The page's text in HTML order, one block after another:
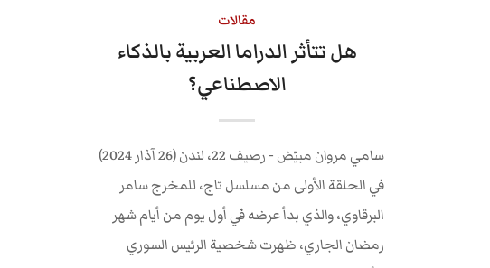
مقالات
هل تتأثر الدراما العربية بالذكاء
الاصطناعي؟
سامي مروان مبيّض - رصيف 22، لندن (26 آذار 2024)
في الحلقة الأولى من مسلسل تاج، للمخرج سامر
البرقاوي، والذي بدأ عرضه في أول يوم من أيام شهر
رمضان الجاري، ظهرت شخصية الرئيس السوري